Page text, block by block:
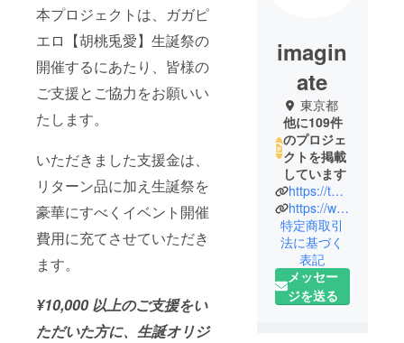
本プロジェクトは、ガガピ
エロ【胡桃兎愛】生誕祭の
開催するにあたり、皆様の
ご支援とご協力をお願いい
たします。
いただきました支援金は、
リターン品に加え生誕祭を
豪華にすべくイベント開催
費用に充てさせていただき
ます。
¥10,000 以上のご支援をい
ただいた方に、生誕オリジ
imagin
ate
東京都
他に109件
のプロジェ
クトを掲載
しています
https://twitter.com/heroines_idol/
https://www.imaginate.jp/
特定商取引
法に基づく
表記
メッセー
ジを送る